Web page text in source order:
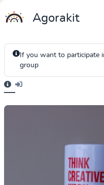
Agorakit
If you want to participate
group